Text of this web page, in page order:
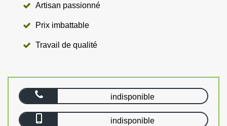
Artisan passionné
Prix imbattable
Travail de qualité
indisponible
indisponible